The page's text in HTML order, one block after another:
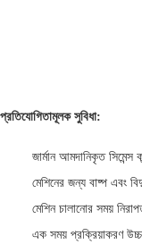
প্রতিযোগিতামূলক সুবিধা:
জার্মান আমদানিকৃত সিমেন্স
মেশিনের জন্য বাষ্প এবং
মেশিন চালানোর সময়
এক সময় প্রক্রিয়াকরণ উচ্চ